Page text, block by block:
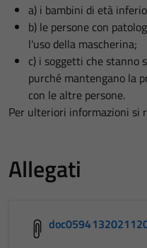
a) i bambini di età
b) le persone con
l'uso della mascherina;
c) i soggetti che stanno
purché mantengano la
con le altre persone.
Per ulteriori informazioni si
Allegati